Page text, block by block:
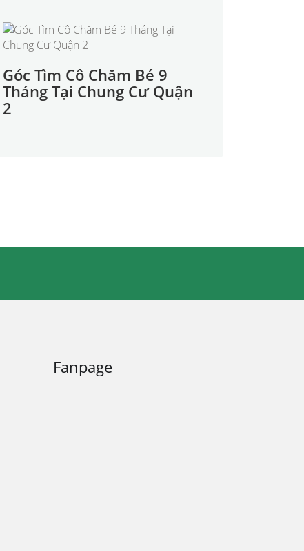
Góc Tìm Cô Chăm Bé 9
Tháng Tại Chung Cư Quận
2
Fanpage